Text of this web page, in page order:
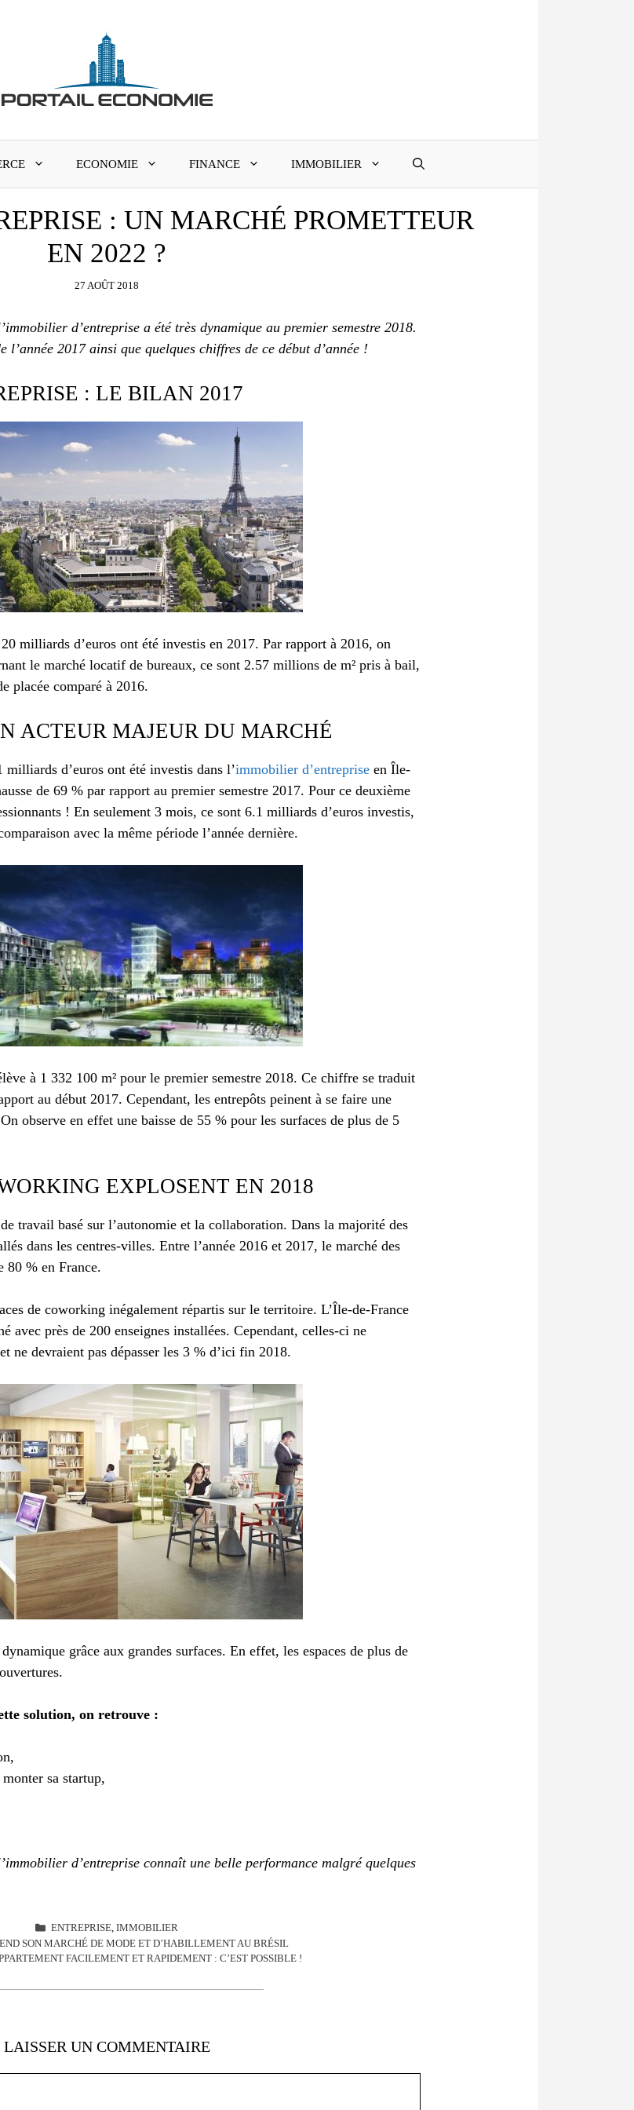
ECONOMIE FINANCE IMMOBILIER
: UN MARCHÉ PROMETTEUR
EN 2022 ?
27 AOÛT 2018
d’entreprise a été très dynamique au premier semestre 2018.
l’année 2017 ainsi que quelques chiffres de ce début d’année !
: LE BILAN 2017
milliards d’euros ont été investis en 2017. Par rapport à 2016, on
le marché locatif de bureaux, ce sont 2.57 millions de m² pris à bail,
placée comparé à 2016.
ACTEUR MAJEUR DU MARCHÉ
d’euros ont été investis dans l’immobilier d’entreprise en Île-
de 69 % par rapport au premier semestre 2017. Pour ce deuxième
! En seulement 3 mois, ce sont 6.1 milliards d’euros investis,
avec la même période l’année dernière.
à 1 332 100 m² pour le premier semestre 2018. Ce chiffre se traduit
au début 2017. Cependant, les entrepôts peinent à se faire une
observe en effet une baisse de 55 % pour les surfaces de plus de 5
EXPLOSENT EN 2018
travail basé sur l’autonomie et la collaboration. Dans la majorité des
dans les centres-villes. Entre l’année 2016 et 2017, le marché des
80 % en France.
de coworking inégalement répartis sur le territoire. L’Île-de-France
avec près de 200 enseignes installées. Cependant, celles-ci ne
ne devraient pas dépasser les 3 % d’ici fin 2018.
grâce aux grandes surfaces. En effet, les espaces de plus de
solution, on retrouve :
sa startup,
d’entreprise connaît une belle performance malgré quelques
CATÉGORIES
ENTREPRISE,IMMOBILIER
SON MARCHÉ DE MODE ET D’HABILLEMENT AU BRÉSIL
FACILEMENT ET RAPIDEMENT : C’EST POSSIBLE !
LAISSER UN COMMENTAIRE